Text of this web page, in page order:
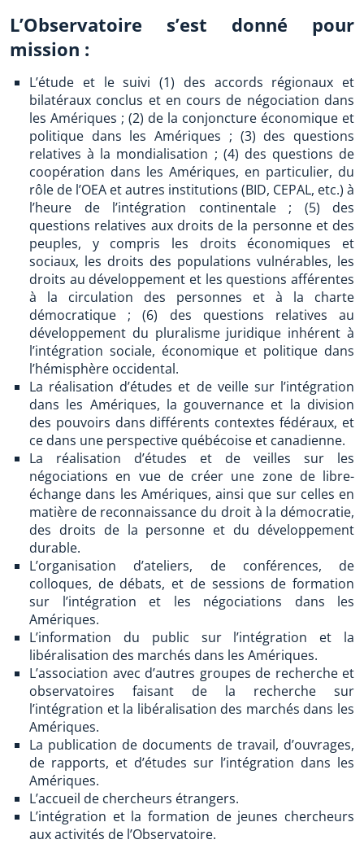
L’Observatoire s’est donné pour
mission :
L’étude et le suivi (1) des accords régionaux et
bilatéraux conclus et en cours de négociation dans
les Amériques ; (2) de la conjoncture économique et
politique dans les Amériques ; (3) des questions
relatives à la mondialisation ; (4) des questions de
coopération dans les Amériques, en particulier, du
rôle de l’OEA et autres institutions (BID, CEPAL, etc.) à
l’heure de l’intégration continentale ; (5) des
questions relatives aux droits de la personne et des
peuples, y compris les droits économiques et
sociaux, les droits des populations vulnérables, les
droits au développement et les questions afférentes
à la circulation des personnes et à la charte
démocratique ; (6) des questions relatives au
développement du pluralisme juridique inhérent à
l’intégration sociale, économique et politique dans
l’hémisphère occidental.
La réalisation d’études et de veille sur l’intégration
dans les Amériques, la gouvernance et la division
des pouvoirs dans différents contextes fédéraux, et
ce dans une perspective québécoise et canadienne.
La réalisation d’études et de veilles sur les
négociations en vue de créer une zone de libre-
échange dans les Amériques, ainsi que sur celles en
matière de reconnaissance du droit à la démocratie,
des droits de la personne et du développement
durable.
L’organisation d’ateliers, de conférences, de
colloques, de débats, et de sessions de formation
sur l’intégration et les négociations dans les
Amériques.
L’information du public sur l’intégration et la
libéralisation des marchés dans les Amériques.
L’association avec d’autres groupes de recherche et
observatoires faisant de la recherche sur
l’intégration et la libéralisation des marchés dans les
Amériques.
La publication de documents de travail, d’ouvrages,
de rapports, et d’études sur l’intégration dans les
Amériques.
L’accueil de chercheurs étrangers.
L’intégration et la formation de jeunes chercheurs
aux activités de l’Observatoire.